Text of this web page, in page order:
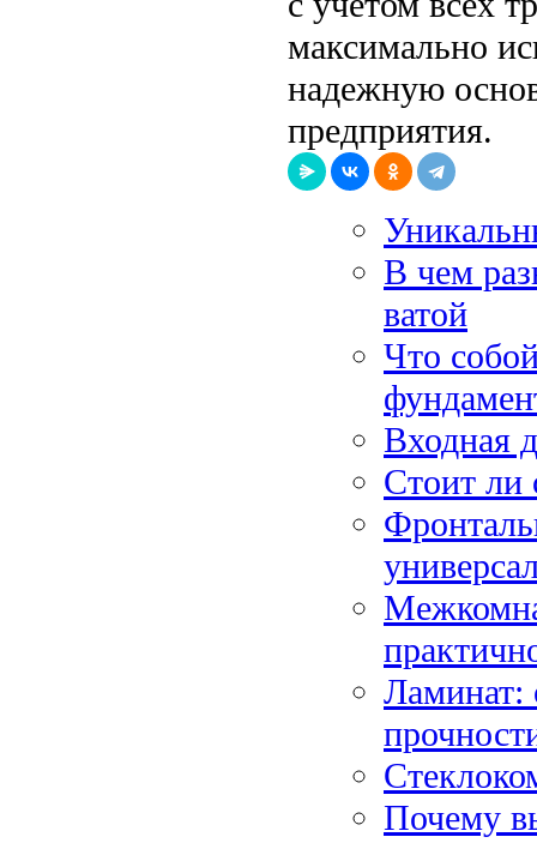
максимально
надежную
предприятия.
В чем
ватой
Что
Входная
Стоит ли
Ламинат:
Почему